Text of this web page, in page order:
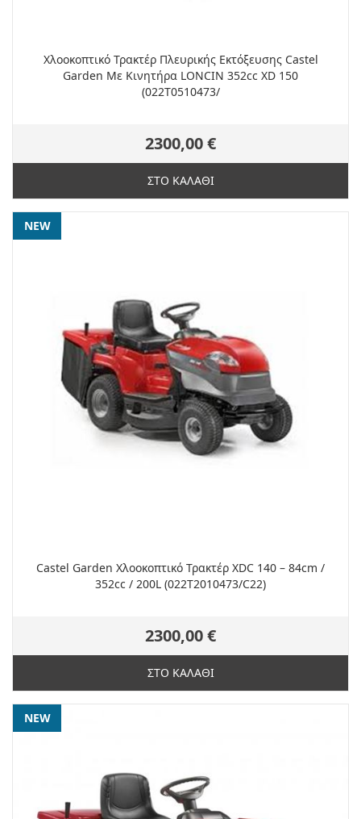
Χλοοκοπτικό Τρακτέρ Πλευρικής Εκτόξευσης Castel
Garden Με Κινητήρα LONCIN 352cc XD 150
(022T0510473/
2300,00 €
ΣΤΟ ΚΑΛΑΘΙ
NEW
Castel Garden Χλοοκοπτικό Τρακτέρ XDC 140 – 84cm /
352cc / 200L (022T2010473/C22)
2300,00 €
ΣΤΟ ΚΑΛΑΘΙ
NEW